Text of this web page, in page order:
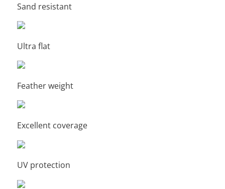
Sand resistant
Ultra flat
Feather weight
Excellent coverage
UV protection